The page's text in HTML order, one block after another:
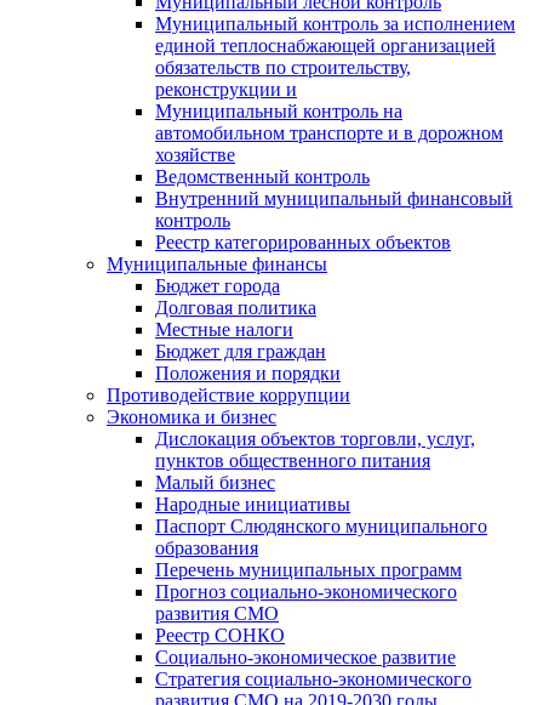
Муниципальный контроль за исполнением
единой теплоснабжающей организацией
обязательств по строительству,
реконструкции и
Муниципальный контроль на
автомобильном транспорте и в дорожном
хозяйстве
Ведомственный контроль
Внутренний муниципальный финансовый
контроль
Реестр категорированных объектов
Муниципальные финансы
Бюджет города
Долговая политика
Местные налоги
Бюджет для граждан
Положения и порядки
Противодействие коррупции
Экономика и бизнес
Дислокация объектов торговли, услуг,
пунктов общественного питания
Малый бизнес
Народные инициативы
Паспорт Слюдянского муниципального
образования
Перечень муниципальных программ
Прогноз социально-экономического
развития СМО
Реестр СОНКО
Социально-экономическое развитие
Стратегия социально-экономического